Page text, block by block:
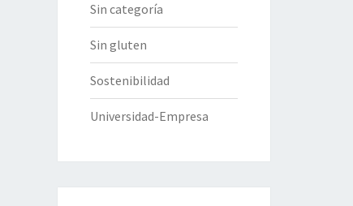
Sin categoría
Sin gluten
Sostenibilidad
Universidad-Empresa